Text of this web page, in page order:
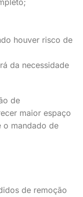
houver risco de
da necessidade
de
maior espaço
o mandado de
de remoção